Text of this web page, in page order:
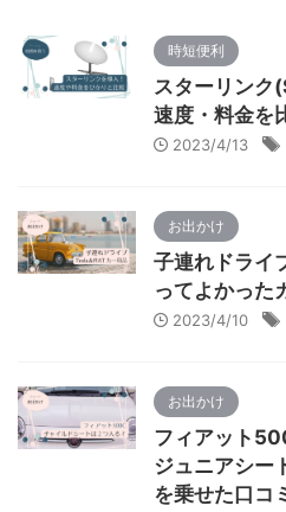
時短便利
スターリンク
速度・料金を
2023/4/13
お出かけ
子連れドライ
ってよかった
2023/4/10
お出かけ
フィアット
ジュニアシー
を乗せた口コ